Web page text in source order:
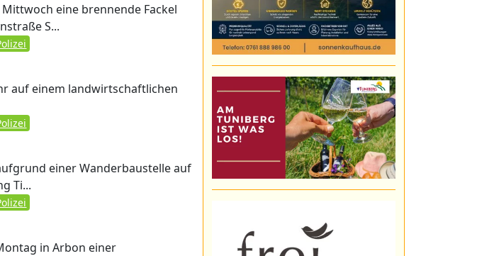
eine brennende Fackel
S...
auf einem landwirtschaftlichen
einer Wanderbaustelle auf
Ti...
in Arbon einer